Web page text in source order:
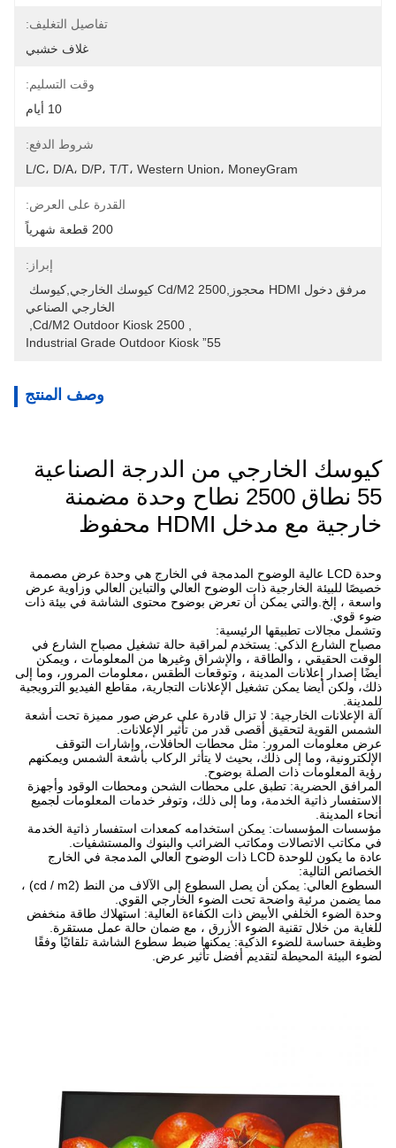
تفاصيل التغليف:
غلاف خشبي
وقت التسليم:
10 أيام
شروط الدفع:
L/C، D/A، D/P، T/T، Western Union، MoneyGram
القدرة على العرض:
200 قطعة شهرياً
إبراز:
الخارجي الصناعي
2500 Cd/m2 Outdoor Kiosk
55” Industrial Grade Outdoor Kiosk
وصف المنتج
كيوسك الخارجي من الدرجة الصناعية
55 نطاق 2500 نطاح وحدة مضمنة
خارجية مع مدخل HDMI محفوظ
وحدة LCD عالية الوضوح المدمجة في الخارج هي وحدة عرض مصممة
خصيصًا للبيئة الخارجية ذات الوضوح العالي والتباين العالي وزاوية عرض
واسعة ، إلخ.والتي يمكن أن تعرض بوضوح محتوى الشاشة في بيئة ذات
ضوء قوي.
وتشمل مجالات تطبيقها الرئيسية:
مصباح الشارع الذكي: يستخدم لمراقبة حالة تشغيل مصباح الشارع في
الوقت الحقيقي ، والطاقة ، والإشراق وغيرها من المعلومات ، ويمكن
أيضًا إصدار إعلانات المدينة ، وتوقعات الطقس ،معلومات المرور، وما إلى
ذلك، ولكن أيضا يمكن تشغيل الإعلانات التجارية، مقاطع الفيديو الترويجية
للمدينة.
آلة الإعلانات الخارجية: لا تزال قادرة على عرض صور مميزة تحت أشعة
الشمس القوية لتحقيق أقصى قدر من تأثير الإعلانات.
عرض معلومات المرور: مثل محطات الحافلات، وإشارات التوقف
الإلكترونية، وما إلى ذلك، بحيث لا يتأثر الركاب بأشعة الشمس ويمكنهم
رؤية المعلومات ذات الصلة بوضوح.
المرافق الحضرية: تطبق على محطات الشحن ومحطات الوقود وأجهزة
الاستفسار ذاتية الخدمة، وما إلى ذلك، وتوفر خدمات المعلومات لجميع
أنحاء المدينة.
مؤسسات المؤسسات: يمكن استخدامه كمعدات استفسار ذاتية الخدمة
في مكاتب الاتصالات ومكاتب الضرائب والبنوك والمستشفيات.
عادة ما يكون للوحدة LCD ذات الوضوح العالي المدمجة في الخارج
الخصائص التالية:
السطوع العالي: يمكن أن يصل السطوع إلى الآلاف من النط (cd / m2) ،
مما يضمن مرئية واضحة تحت الضوء الخارجي القوي.
وحدة الضوء الخلفي الأبيض ذات الكفاءة العالية: استهلاك طاقة منخفض
للغاية من خلال تقنية الضوء الأزرق ، مع ضمان حالة عمل مستقرة.
وظيفة حساسة للضوء الذكية: يمكنها ضبط سطوع الشاشة تلقائيًا وفقًا
لضوء البيئة المحيطة لتقديم أفضل تأثير عرض.